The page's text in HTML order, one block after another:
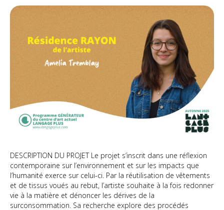
RAYON
DESCRIPTION DU PROJET Le projet s’inscrit dans une réflexion
contemporaine sur l’environnement et sur les impacts que
l’humanité exerce sur celui-ci. Par la réutilisation de vêtements
et de tissus voués au rebut, l’artiste souhaite à la fois redonner
vie à la matière et dénoncer les dérives de la
surconsommation. Sa recherche explore des procédés